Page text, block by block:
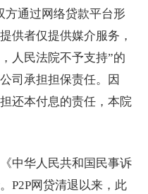
方通过网络贷款平台形
供者仅提供媒介服务，
人民法院不予支持”的
司承担担保责任。因
还本付息的责任，本院
中华人民共和国民事诉
P2P网贷清退以来，此